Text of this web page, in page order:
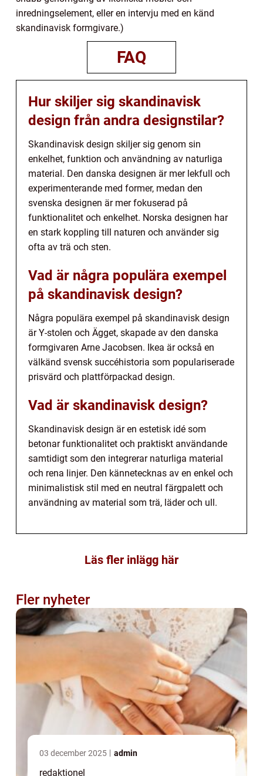
inredningselement, eller en intervju med en känd
skandinavisk formgivare.)
FAQ
Hur skiljer sig skandinavisk
design från andra designstilar?
Skandinavisk design skiljer sig genom sin
enkelhet, funktion och användning av naturliga
material. Den danska designen är mer lekfull och
experimenterande med former, medan den
svenska designen är mer fokuserad på
funktionalitet och enkelhet. Norska designen har
en stark koppling till naturen och använder sig
ofta av trä och sten.
Vad är några populära exempel
på skandinavisk design?
Några populära exempel på skandinavisk design
är Y-stolen och Ägget, skapade av den danska
formgivaren Arne Jacobsen. Ikea är också en
välkänd svensk succéhistoria som populariserade
prisvärd och plattförpackad design.
Vad är skandinavisk design?
Skandinavisk design är en estetisk idé som
betonar funktionalitet och praktiskt användande
samtidigt som den integrerar naturliga material
och rena linjer. Den kännetecknas av en enkel och
minimalistisk stil med en neutral färgpalett och
användning av material som trä, läder och ull.
Läs fler inlägg här
Fler nyheter
03 december 2025 admin
redaktionel